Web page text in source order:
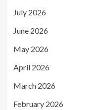
July 2026
June 2026
May 2026
April 2026
March 2026
February 2026